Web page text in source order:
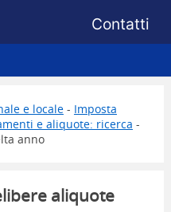
Menu di
Contatti
e locale- Imposta
e aliquote: ricerca -
anno
aliquote